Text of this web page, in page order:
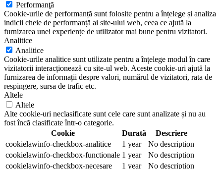
Performanţă
Cookie-urile de performanță sunt folosite pentru a înțelege și analiza
indicii cheie de performanță ai site-ului web, ceea ce ajută la
furnizarea unei experiențe de utilizator mai bune pentru vizitatori.
Analitice
Analitice
Cookie-urile analitice sunt utilizate pentru a înțelege modul în care
vizitatorii interacționează cu site-ul web. Aceste cookie-uri ajută la
furnizarea de informații despre valori, numărul de vizitatori, rata de
respingere, sursa de trafic etc.
Altele
Altele
Alte cookie-uri neclasificate sunt cele care sunt analizate și nu au
fost încă clasificate într-o categorie.
Cookie
Durată
Descriere
cookielawinfo-checkbox-analitice
1 year
No description
cookielawinfo-checkbox-functionale 1 year
No description
cookielawinfo-checkbox-necesare
1 year
No description